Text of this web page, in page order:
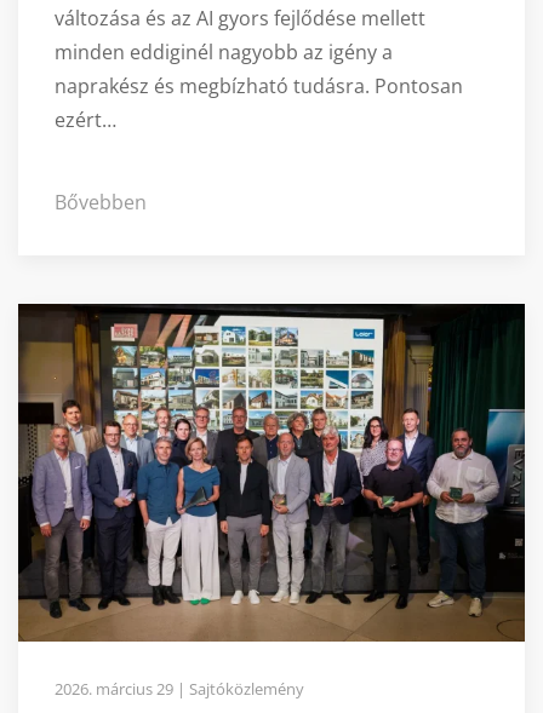
változása és az AI gyors fejlődése mellett
minden eddiginél nagyobb az igény a
naprakész és megbízható tudásra. Pontosan
ezért…
Bővebben
2026. március 29 | Sajtóközlemény